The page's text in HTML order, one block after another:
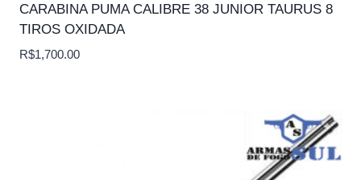
CARABINA PUMA CALIBRE 38 JUNIOR TAURUS 8
TIROS OXIDADA
R$1,700.00